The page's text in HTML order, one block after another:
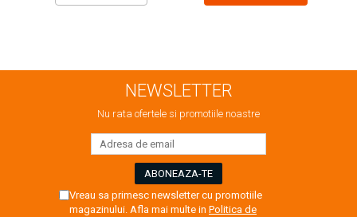
NEWSLETTER
Nu rata ofertele si promotiile noastre
Vreau sa primesc newsletter cu promotiile
magazinului. Afla mai multe in Politica de